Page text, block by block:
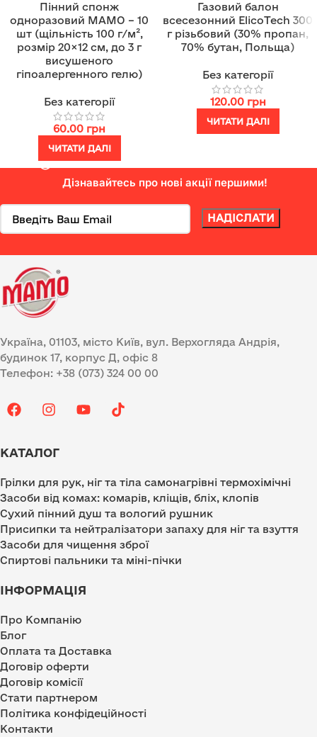
Пінний спонж
одноразовий МАМО – 10
шт (щільність 100 г/м²,
розмір 20×12 см, до 3 г
висушеного
гіпоалергенного гелю)
Без категорії
60.00 грн
ЧИТАТИ ДАЛІ
Газовий балон
всесезонний ElicoTech 300
г різьбовий (30% пропан,
70% бутан, Польща)
Без категорії
120.00 грн
ЧИТАТИ ДАЛІ
Дізнавайтесь про нові акції першими!
Україна, 01103, місто Київ, вул. Верхогляда Андрія,
будинок 17, корпус Д, офіс 8
Телефон: +38 (073) 324 00 00
КАТАЛОГ
Грілки для рук, ніг та тіла самонагрівні термохімічні
Засоби від комах: комарів, кліщів, бліх, клопів
Сухий пінний душ та вологий рушник
Присипки та нейтралізатори запаху для ніг та взуття
Засоби для чищення зброї
Спиртові пальники та міні-пічки
ІНФОРМАЦІЯ
Про Компанію
Блог
Оплата та Доставка
Договір оферти
Договір комісії
Стати партнером
Політика конфідеційності
Контакти